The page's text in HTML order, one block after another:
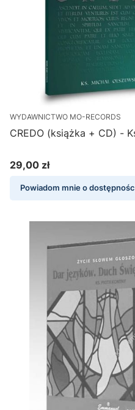
WYDAWNICTWO MO-RECORDS
CREDO (książka + CD) -
Cena
29,00 zł
Powiadom mnie o